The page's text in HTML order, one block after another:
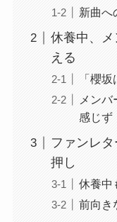
新曲へ
休養中、
える
「櫻
メン
感じず
ファンレ
押し
休養中
前向き